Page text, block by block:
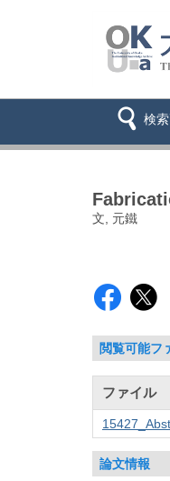
検
文, 元鐵
閲覧可能フ
ファイル
論文情報